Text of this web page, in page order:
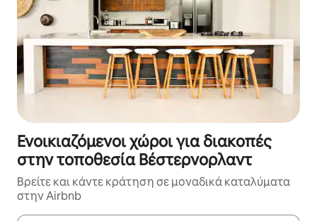
Ενοικιαζόμενοι χώροι για διακοπές
στην τοποθεσία Βέστερνορλαντ
Βρείτε και κάντε κράτηση σε μοναδικά καταλύματα
στην Airbnb